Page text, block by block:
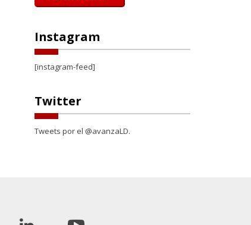
Instagram
[instagram-feed]
Twitter
Tweets por el @avanzaLD.